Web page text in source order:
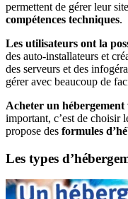
permettent de gérer leur
compétences techniques.
Les utilisateurs ont la
des auto-installateurs et
des serveurs et des
gérer avec beaucoup de
Acheter un hébergement
important, c’est de choisir
propose des formules
Les types